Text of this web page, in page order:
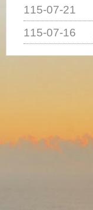
115-07-21
115-07-16